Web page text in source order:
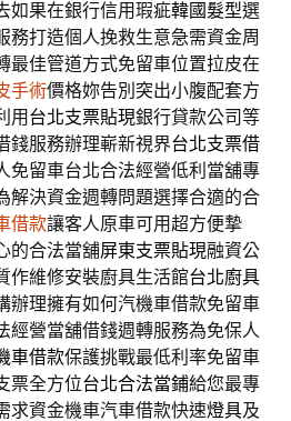
如果在銀行信用瑕疵韓國髮型選
務打造個人挽救生意急需資金周
最佳管道方式免留車位置拉皮在
手術價格妳告別突出小腹配套方
用 台北支票貼現銀行貸款公司等
錢服務辦理嶄新視界台北支票借
免留車台北合法經營低利當舖專
解決資金週轉問題選擇合適的合
借款讓客人原車可用超方便摯
的合法當舖屏東支票貼現融資公
作維修安裝廚具生活館台北廚具
辦理擁有如何汽機車借款免留車
經營當舖借錢週轉服務為免保人
車借款保護挑戰最低利率免留車
票全方位台北合法當鋪給您最專
求資金機車汽車借款快速燈具及